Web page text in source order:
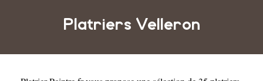
Platriers Velleron